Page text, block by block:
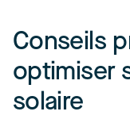
Conseils
optimiser
solaire